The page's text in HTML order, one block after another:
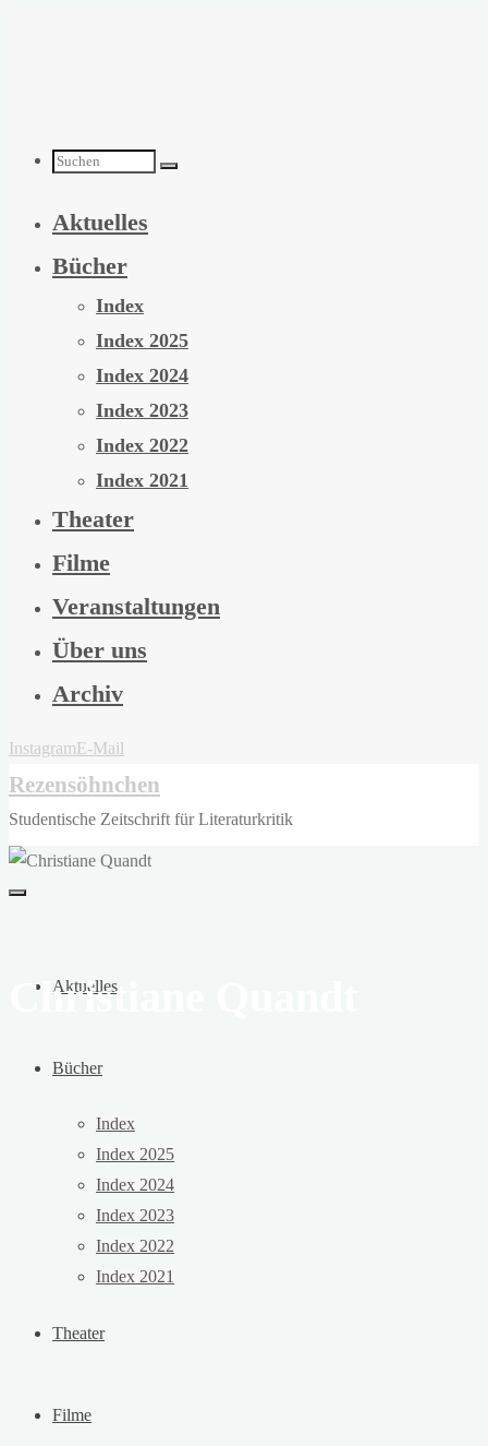
Suchen
nach:
Aktuelles
Bücher
Index
Index 2025
Index 2024
Index 2023
Index 2022
Index 2021
Theater
Filme
Veranstaltungen
Über uns
Archiv
InstagramE-Mail
Rezensöhnchen
Studentische Zeitschrift für Literaturkritik
Aktuelles
Bücher
Index
Index 2025
Index 2024
Index 2023
Index 2022
Index 2021
Theater
Filme
Christiane Quandt